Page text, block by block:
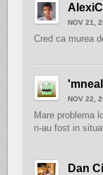
NOV 21,
Cred ca murea
NOV 22,
Mare problema
n-au fost in
Dan